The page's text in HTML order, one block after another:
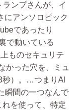
ンプさんが、イ
にアンソロピック
であったり
で動いている
ものセキュリテ
かった穴を、ミュ
秒）。…つまりAI
瞬間の一つなんで
を使って、特定